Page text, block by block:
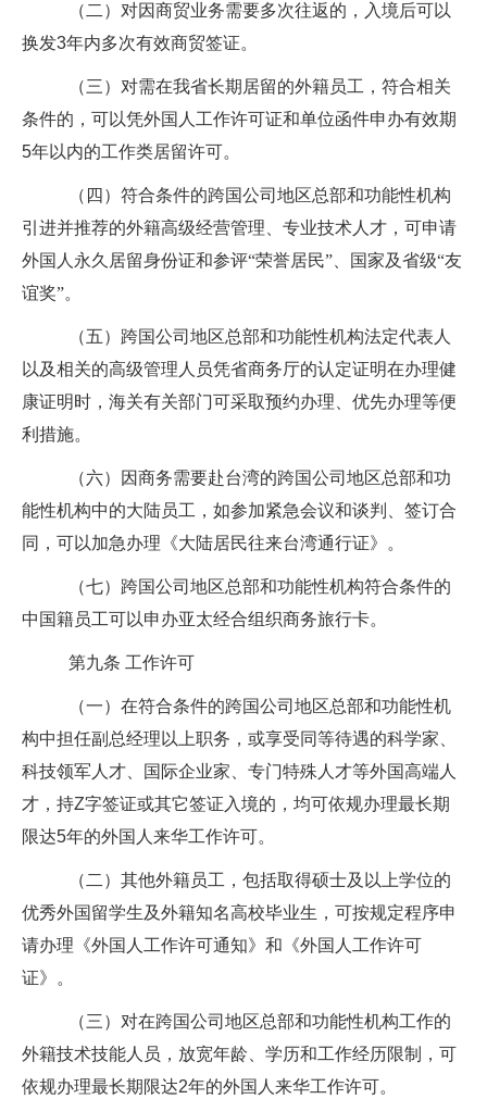
（二）对因商贸业务需要多次往返的，入境后可以
换发3年内多次有效商贸签证。
（三）对需在我省长期居留的外籍员工，符合相关
条件的，可以凭外国人工作许可证和单位函件申办有效期
5年以内的工作类居留许可。
（四）符合条件的跨国公司地区总部和功能性机构
引进并推荐的外籍高级经营管理、专业技术人才，可申请
外国人永久居留身份证和参评“荣誉居民”、国家及省级“友
谊奖”。
（五）跨国公司地区总部和功能性机构法定代表人
以及相关的高级管理人员凭省商务厅的认定证明在办理健
康证明时，海关有关部门可采取预约办理、优先办理等便
利措施。
（六）因商务需要赴台湾的跨国公司地区总部和功
能性机构中的大陆员工，如参加紧急会议和谈判、签订合
同，可以加急办理《大陆居民往来台湾通行证》。
（七）跨国公司地区总部和功能性机构符合条件的
中国籍员工可以申办亚太经合组织商务旅行卡。
第九条 工作许可
（一）在符合条件的跨国公司地区总部和功能性机
构中担任副总经理以上职务，或享受同等待遇的科学家、
科技领军人才、国际企业家、专门特殊人才等外国高端人
才，持Z字签证或其它签证入境的，均可依规办理最长期
限达5年的外国人来华工作许可。
（二）其他外籍员工，包括取得硕士及以上学位的
优秀外国留学生及外籍知名高校毕业生，可按规定程序申
请办理《外国人工作许可通知》和《外国人工作许可
证》。
（三）对在跨国公司地区总部和功能性机构工作的
外籍技术技能人员，放宽年龄、学历和工作经历限制，可
依规办理最长期限达2年的外国人来华工作许可。